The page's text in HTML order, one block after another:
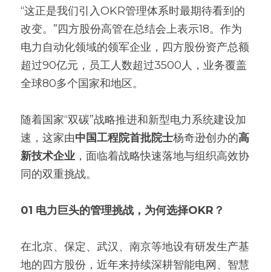
“这正是我们引入OKR管理体系时最期待看到的
改变。”四方股份高管在总结会上表示18。作为
电力自动化领域的领军企业，四方股份资产总额
超过90亿元，员工人数超过3500人，业务覆盖
全球80多个国家和地区。
随着国家“双碳”战略推进和新型电力系统建设加
速，这家由中国工程院首批院士杨奇逊创办的高
新技术企业 ，面临着战略快速落地与组织高效协
同的双重挑战。
01 电力巨头的管理挑战，为何选择OKR？
在北京、保定、武汉、南京等地设有研发生产基
地的四方股份，近年来持续深耕智能电网、智慧